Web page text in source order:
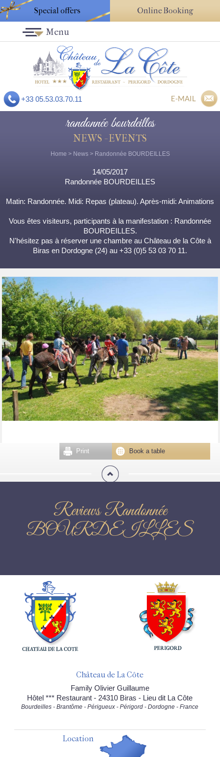
Special offers Online Booking
+33 05.53.03.70.11 E-MAIL
Menu
randonnée bourdeilles
NEWS - EVENTS
Home > News> Randonnée BOURDEILLES
14/05/2017
Randonnée BOURDEILLES
Matin: Randonnée. Midi: Repas (plateau). Après-midi: Animations
Vous êtes visiteurs, participants à la manifestation : Randonnée
BOURDEILLES.
N'hésitez pas à réserver une chambre au Château de la Côte à
Biras en Dordogne (24) au +33 (0)5 53 03 70 11.
Book a table
Print
Reviews Randonnée
BOURDEILLES
Château de La Côte
Family Olivier Guillaume
Hôtel *** Restaurant - 24310 Biras - Lieu dit La Côte
Bourdeilles - Brantôme - Périgueux - Périgord - Dordogne - France
Location